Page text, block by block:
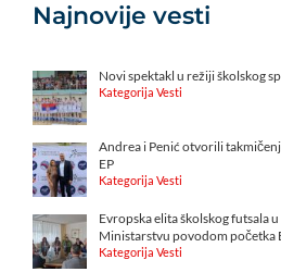
Najnovije vesti
Novi spektakl u režiji školskog
Kategorija Vesti
Andrea i Penić otvorili
EP
Kategorija Vesti
Evropska elita školskog futsala
Ministarstvu povodom početka
Kategorija Vesti